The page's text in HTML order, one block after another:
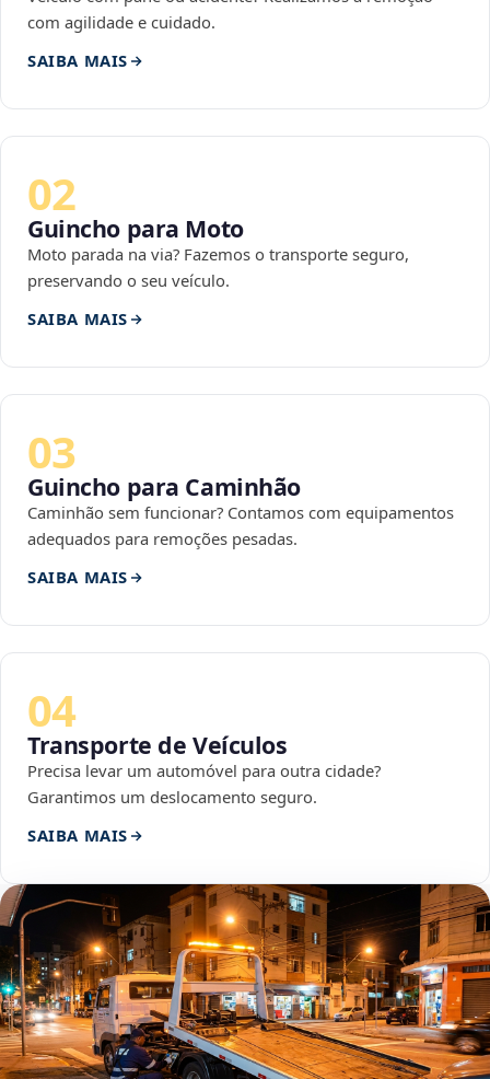
com agilidade e cuidado.
SAIBA MAIS
02
Guincho para Moto
Moto parada na via? Fazemos o transporte seguro,
preservando o seu veículo.
SAIBA MAIS
03
Guincho para Caminhão
Caminhão sem funcionar? Contamos com equipamentos
adequados para remoções pesadas.
SAIBA MAIS
04
Transporte de Veículos
Precisa levar um automóvel para outra cidade?
Garantimos um deslocamento seguro.
SAIBA MAIS